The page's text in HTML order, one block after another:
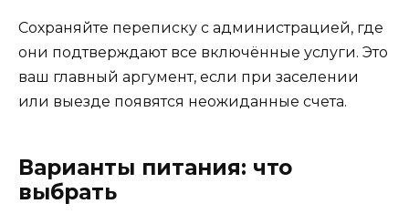
Сохраняйте переписку с администрацией, где
они подтверждают все включённые услуги. Это
ваш главный аргумент, если при заселении
или выезде появятся неожиданные счета.
Варианты питания: что
выбрать